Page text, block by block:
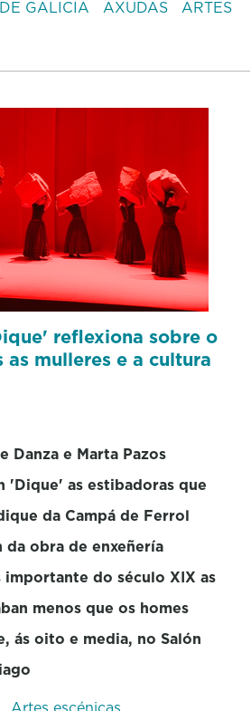
GALICIA AXUDAS
ARTES
reflexiona sobre o
as mulleres e a cultura
Danza e Marta Pazos
'Dique' as estibadoras que
da Campá de Ferrol
da obra de enxeñería
importante do século XIX as
menos que os homes
ás oito e media, no Salón